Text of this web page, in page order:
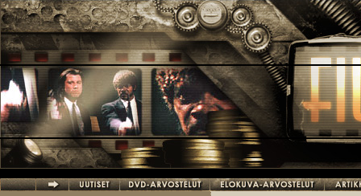
Hyppää pääsisältöön